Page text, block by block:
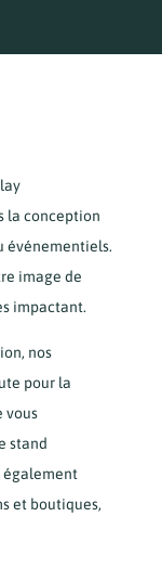
la conception
événementiels.
image de
impactant.
nos
pour la
vous
stand
également
et boutiques,